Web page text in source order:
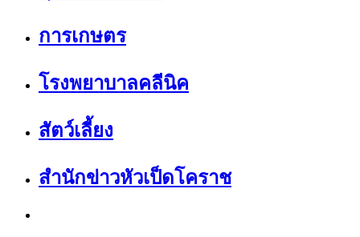
การเกษตร
โรงพยาบาลคลีนิค
สัตว์เลี้ยง
สำนักข่าวหัวเป็ดโคราช